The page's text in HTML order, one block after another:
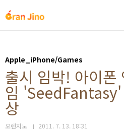
Apple_iPhone/Games
출시 임박! 아이폰
임 'SeedFantasy'
상
오렌지노 2011. 7. 13. 18:31